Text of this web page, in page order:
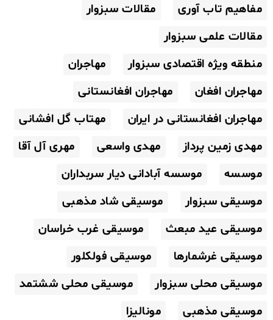
مفاهیم تاب آوری
مقالات سبزوار
مقالات علمی سبزوار
منطقه ویژه اقتصادی سبزوار
مهاجران
مهاجران افغان
مهاجران افغانستانی
مهاجران افغانستانی در ایران
مهتاب گل افشانی
مهدی زمین پرداز
مهدی واسعی
مهری آل آقا
موسسه
موسسه آبادانی دیار سربداران
موسیقی سبزوار
موسیقی شاد مذهبی
موسیقی عید مبعث
موسیقی غرب خراسان
موسیقی غرشمارها
موسیقی فولکلور
موسیقی محلی سبزوار
موسیقی محلی ششتمد
موسیقی مذهبی
مونالیزا